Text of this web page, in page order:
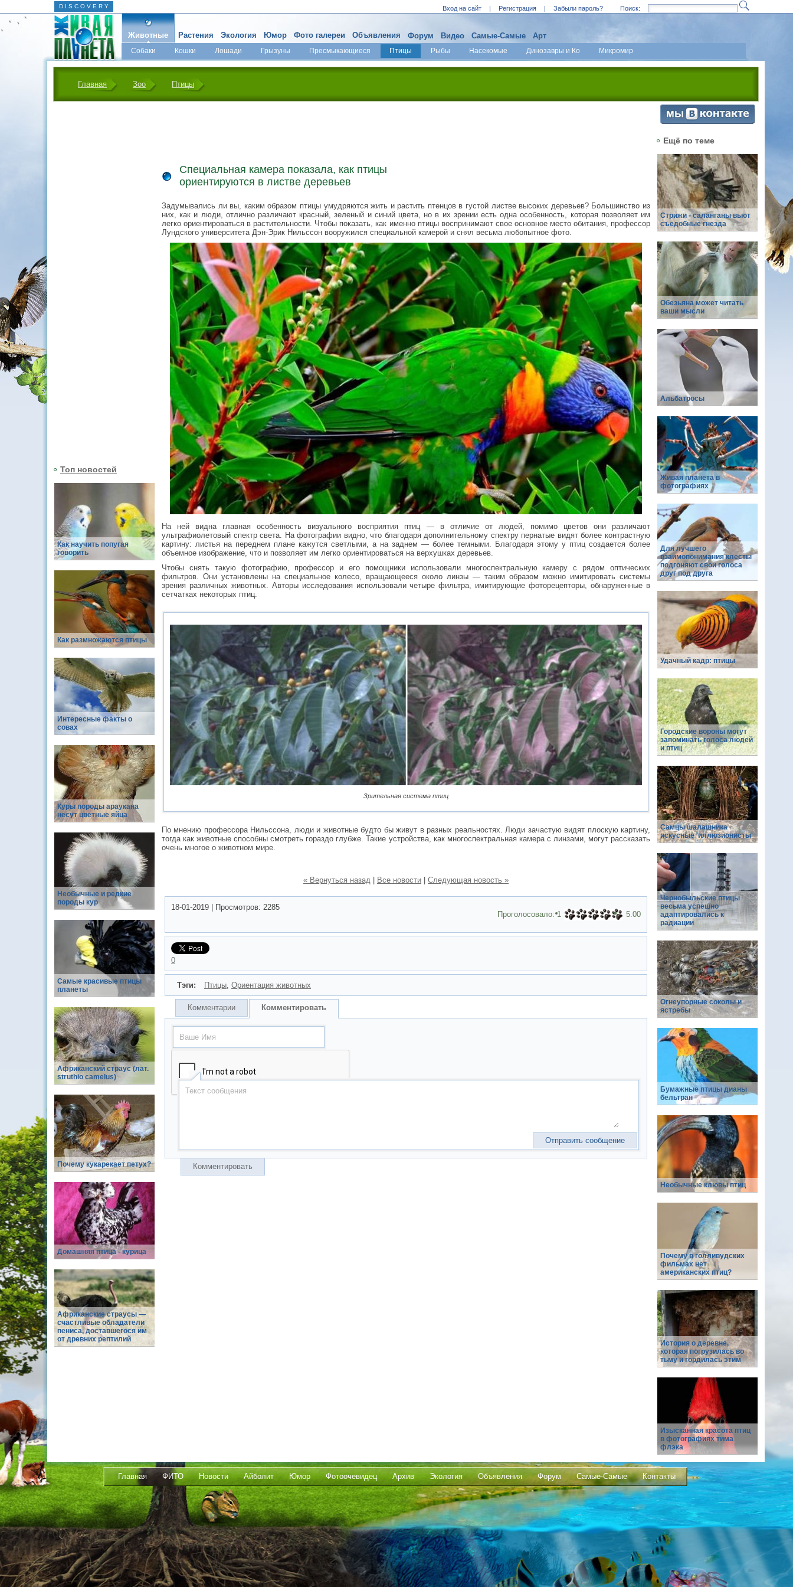
D I S C O V E R Y Вход на сайт | Регистрация | Забыли пароль? Поиск:
Животные
Собаки Кошки Лошади Грызуны Пресмыкающиеся Птицы Рыбы Насекомые Динозавры и Ко Микромир
Растения Экология Юмор Фото галереи Объявления Форум Видео Самые-Самые Арт
Главная Зоо Птицы
Топ новостей
Как научить попугая
говорить
Как размножаются птицы
Интересные факты о
совах
Куры породы араукана
несут цветные яйца
Необычные и редкие
породы кур
Самые красивые птицы
планеты
Африканский страус (лат.
struthio camelus)
Почему кукарекает петух?
Домашняя птица - курица
Африканские страусы —
счастливые обладатели
пениса, доставшегося им
от древних рептилий
Специальная камера показала, как птицы
ориентируются в листве деревьев
Задумывались ли вы, каким образом птицы умудряются жить и растить птенцов в густой листве высоких деревьев? Большинство из
них, как и люди, отлично различают красный, зеленый и синий цвета, но в их зрении есть одна особенность, которая позволяет им
легко ориентироваться в растительности. Чтобы показать, как именно птицы воспринимают свое основное место обитания, профессор
Лундского университета Дэн-Эрик Нильссон вооружился специальной камерой и снял весьма любопытное фото.
На ней видна главная особенность визуального восприятия птиц — в отличие от людей, помимо цветов они различают
ультрафиолетовый спектр света. На фотографии видно, что благодаря дополнительному спектру пернатые видят более контрастную
картину: листья на переднем плане кажутся светлыми, а на заднем — более темными. Благодаря этому у птиц создается более
объемное изображение, что и позволяет им легко ориентироваться на верхушках деревьев.
Чтобы снять такую фотографию, профессор и его помощники использовали многоспектральную камеру с рядом оптических
фильтров. Они установлены на специальное колесо, вращающееся около линзы — таким образом можно имитировать системы
зрения различных животных. Авторы исследования использовали четыре фильтра, имитирующие фоторецепторы, обнаруженные в
сетчатках некоторых птиц.
Зрительная система птиц
По мнению профессора Нильссона, люди и животные будто бы живут в разных реальностях. Люди зачастую видят плоскую картину,
тогда как животные способны смотреть гораздо глубже. Такие устройства, как многоспектральная камера с линзами, могут рассказать
очень многое о животном мире.
« Вернуться назад Все новости Следующая новость »
18-01-2019 Просмотров: 2285
Проголосовало:1 5.00
0
Тэги: Птицы, Ориентация животных
Комментарии Комментировать
Комментировать
Ещё по теме
Стрижи - саланганы вьют
съедобные гнезда
Обезьяна может читать
ваши мысли
Альбатросы
Живая планета в
фотографиях
Для лучшего
взаимопонимания клесты
подгоняют свои голоса
друг под друга
Удачный кадр: птицы
Городские вороны могут
запоминать голоса людей
и птиц
Cамцы шалашника
искусные 'иллюзионисты'
Чернобыльские птицы
весьма успешно
адаптировались к
радиации
Огнеупорные соколы и
ястребы
Бумажные птицы дианы
бельтран
Необычные клювы птиц
Почему в голливудских
фильмах нет
американских птиц?
История о деревне,
которая погрузилась во
тьму и гордилась этим
Изысканная красота птиц
в фотографиях тима
флэка
Главная ФИТО Новости Айболит Юмор Фотоочевидец Архив Экология Объявления Форум Самые-Самые Контакты